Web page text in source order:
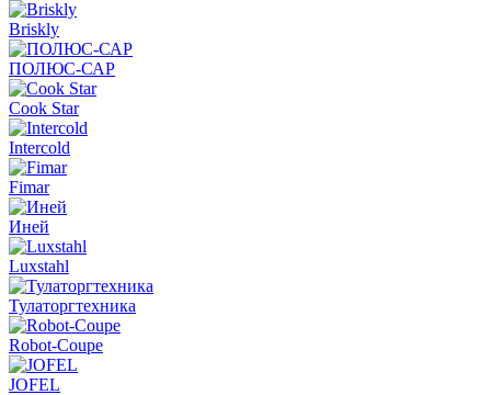
Briskly
ПОЛЮС-САР
Cook Star
Intercold
Fimar
Иней
Luxstahl
Тулаторгтехника
Robot-Coupe
JOFEL